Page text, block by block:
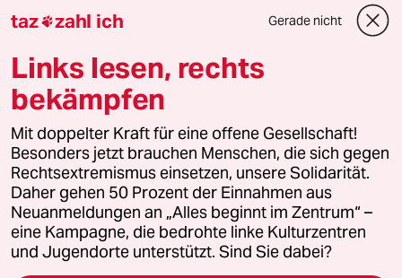
Downloads für Abonnierende
© 2026 taz Verlags und Vertriebs GmbH
Alle Rechte vorbehalten. Bei rechtlichen Fragen oder für Genehmigungen
wenden Sie sich bitte an
lizenzen@taz.de
Feedback Redaktionsstatut Kommune-Richtlinien
Leitlinie Informant Datenschutz Impressum AGB
taz zahl ich Gerade nicht
Links lesen, rechts
bekämpfen
Mit doppelter Kraft für eine offene Gesellschaft!
Besonders jetzt brauchen Menschen, die sich gegen
Rechtsextremismus einsetzen, unsere Solidarität.
Daher gehen 50 Prozent der Einnahmen aus
Neuanmeldungen an „Alles beginnt im Zentrum“ –
eine Kampagne, die bedrohte linke Kulturzentren
und Jugendorte unterstützt. Sind Sie dabei?